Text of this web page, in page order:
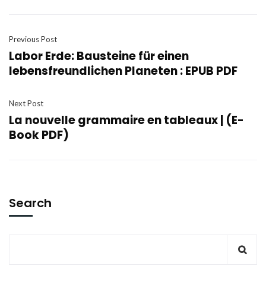
Previous Post
Labor Erde: Bausteine für einen
lebensfreundlichen Planeten : EPUB PDF
Next Post
La nouvelle grammaire en tableaux | (E-
Book PDF)
Search